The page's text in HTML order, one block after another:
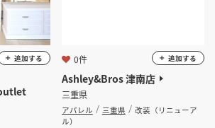
追加する
Ashley&Bros 津南店
三重県
アパレル 三重県
改装（リニューア
ル）
0件 追加する